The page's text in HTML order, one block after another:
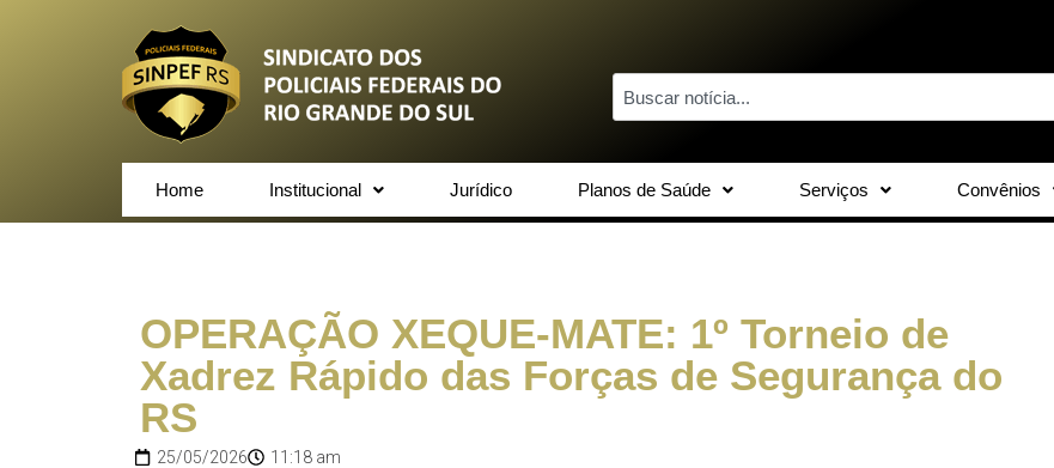
Home Institucional Jurídico Planos de Saúde Serviços Convênios
OPERAÇÃO XEQUE-MATE: 1º Torneio de
Xadrez Rápido das Forças de Segurança do
RS
25/05/2026
11:18 am